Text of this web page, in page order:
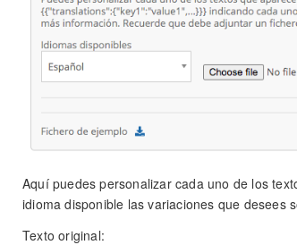
Aquí puedes personalizar cada uno de los
idioma disponible las variaciones que desees
Texto original: